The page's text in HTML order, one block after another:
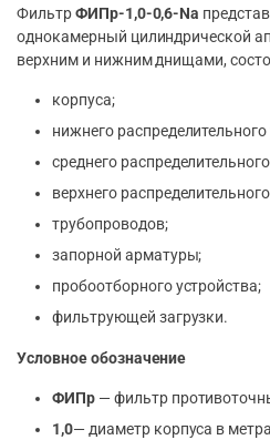
ФильтрФИПр-1,0-0,6-Na
однокамерный цилиндрической
верхним и нижним днищами,
корпуса;
нижнего распределительного
среднего
верхнего
трубопроводов;
запорной арматуры;
пробоотборного устройства;
фильтрующей загрузки.
Условное обозначение
ФИПр— фильтр
1,0— диаметр корпуса в